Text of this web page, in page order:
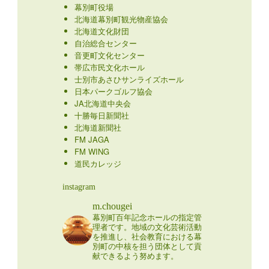
幕別町役場
北海道幕別町観光物産協会
北海道文化財団
自治総合センター
音更町文化センター
帯広市民文化ホール
士別市あさひサンライズホール
日本パークゴルフ協会
JA北海道中央会
十勝毎日新聞社
北海道新聞社
FM JAGA
FM WING
道民カレッジ
instagram
m.chougei
幕別町百年記念ホールの指定管
理者です。地域の文化芸術活動
を推進し、社会教育における幕
別町の中核を担う団体として貢
献できるよう努めます。